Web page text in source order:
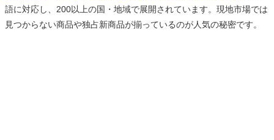
語に対応し、200以上の国・地域で展開されています。現地市場では
見つからない商品や独占新商品が揃っているのが人気の秘密です。